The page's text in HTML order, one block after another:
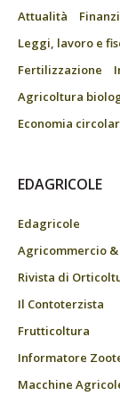
Attualità
Leggi, lavoro e
Fertilizzazione
Agricoltura
Economia
EDAGRICOLE
Edagricole
Agricommercio
Rivista di
Il Contoterzista
Frutticoltura
Informatore
Macchine